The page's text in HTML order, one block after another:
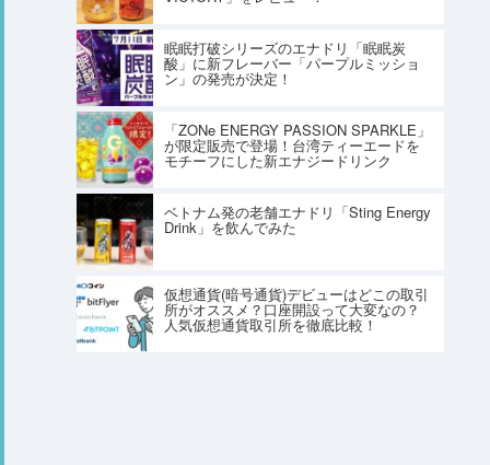
眠眠打破シリーズのエナドリ「眠眠炭
酸」に新フレーバー「パープルミッショ
ン」の発売が決定！
「ZONe ENERGY PASSION SPARKLE」
が限定販売で登場！台湾ティーエードを
モチーフにした新エナジードリンク
ベトナム発の老舗エナドリ「Sting Energy
Drink」を飲んでみた
仮想通貨(暗号通貨)デビューはどこの取引
所がオススメ？口座開設って大変なの？
人気仮想通貨取引所を徹底比較！